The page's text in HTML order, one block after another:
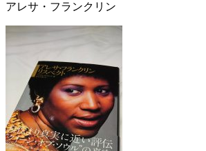
アレサ・フランクリン